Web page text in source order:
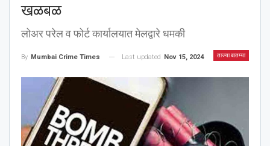
खळबळ
लोअर परेल व फोर्ट कार्यालयात मेलद्वारे धमकी
ताज्या बातम्या
By Mumbai Crime Times Last updated Nov 15, 2024